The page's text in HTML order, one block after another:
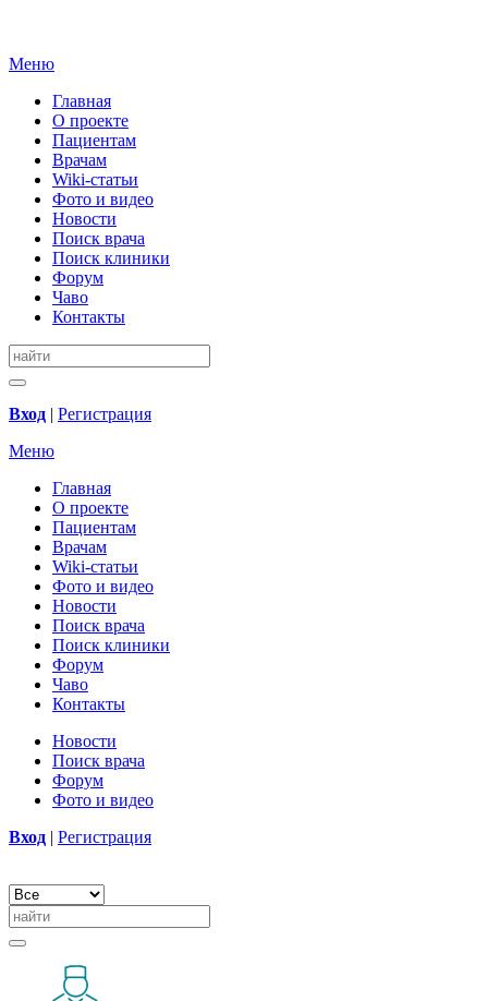
Меню
Главная
О проекте
Пациентам
Врачам
Wiki-статьи
Фото и видео
Новости
Поиск врача
Поиск клиники
Форум
Чаво
Контакты
Вход | Регистрация
Меню
Главная
О проекте
Пациентам
Врачам
Wiki-статьи
Фото и видео
Новости
Поиск врача
Поиск клиники
Форум
Чаво
Контакты
Новости
Поиск врача
Форум
Фото и видео
Вход | Регистрация